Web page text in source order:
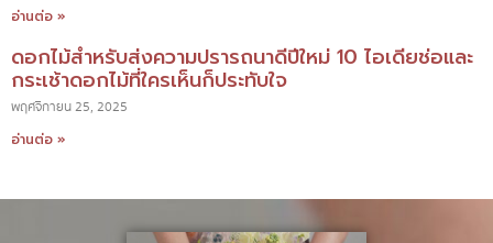
อ่านต่อ »
ดอกไม้สำหรับส่งความปรารถนาดีปีใหม่ 10 ไอเดียช่อและ
กระเช้าดอกไม้ที่ใครเห็นก็ประทับใจ
พฤศจิกายน 25, 2025
อ่านต่อ »